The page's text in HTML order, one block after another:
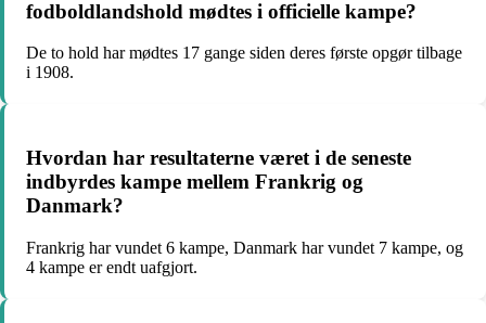
fodboldlandshold mødtes i officielle kampe?
De to hold har mødtes 17 gange siden deres første opgør tilbage
i 1908.
Hvordan har resultaterne været i de seneste
indbyrdes kampe mellem Frankrig og
Danmark?
Frankrig har vundet 6 kampe, Danmark har vundet 7 kampe, og
4 kampe er endt uafgjort.